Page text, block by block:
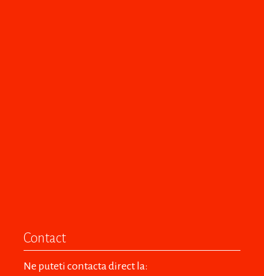
Contact
Ne puteti contacta direct la: